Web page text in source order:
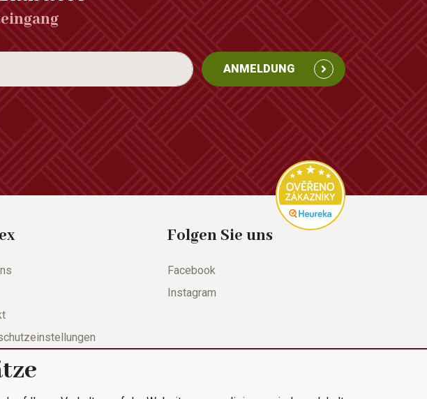
ANMELDUNG
Folgen Sie uns
Facebook
Instagram